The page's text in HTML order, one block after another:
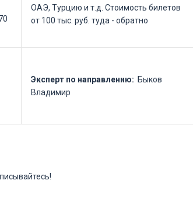
ОАЭ, Турцию и т.д. Стоимость билетов
от 100 тыс. руб. туда - обратно
Эксперт по направлению: Быков
Владимир